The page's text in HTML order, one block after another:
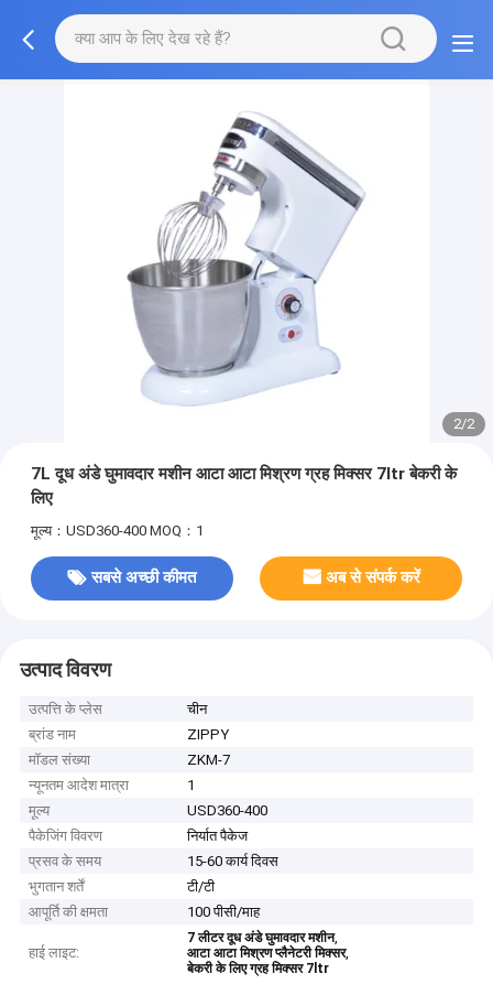
2/2
7L दूध अंडे घुमावदार मशीन आटा आटा मिश्रण ग्रह मिक्सर 7ltr बेकरी के
लिए
मूल्य：USD360-400 MOQ：1
सबसे अच्छी कीमत अब से संपर्क करें
उत्पाद विवरण
उत्पत्ति के प्लेस
चीन
ब्रांड नाम
ZIPPY
मॉडल संख्या
ZKM-7
न्यूनतम आदेश मात्रा
1
मूल्य
USD360-400
पैकेजिंग विवरण
निर्यात पैकेज
प्रसव के समय
15-60 कार्य दिवस
भुगतान शर्तें
टी/टी
आपूर्ति की क्षमता
100 पीसी/माह
हाई लाइट:
7 लीटर दूध अंडे घुमावदार मशीन,
आटा आटा मिश्रण प्लैनेटरी मिक्सर,
बेकरी के लिए ग्रह मिक्सर 7ltr